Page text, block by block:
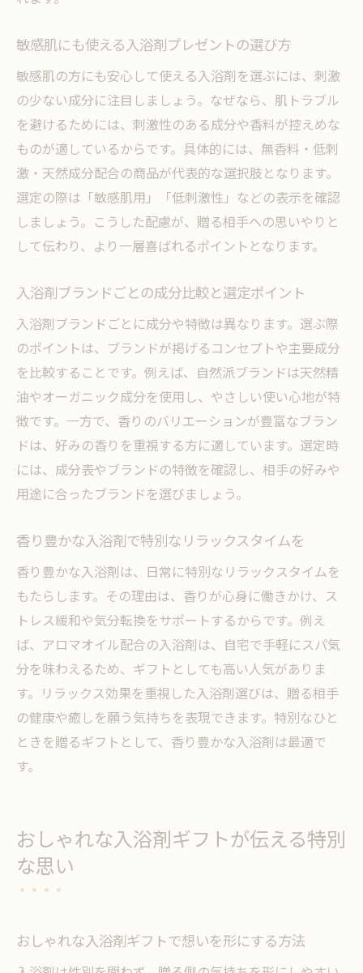
敏感肌にも使える入浴剤プレゼントの選び方
敏感肌の方にも安心して使える入浴剤を選ぶには、刺激
の少ない成分に注目しましょう。なぜなら、肌トラブル
を避けるためには、刺激性のある成分や香料が控えめな
ものが適しているからです。具体的には、無香料・低刺
激・天然成分配合の商品が代表的な選択肢となります。
選定の際は「敏感肌用」「低刺激性」などの表示を確認
しましょう。こうした配慮が、贈る相手への思いやりと
して伝わり、より一層喜ばれるポイントとなります。
入浴剤ブランドごとの成分比較と選定ポイント
入浴剤ブランドごとに成分や特徴は異なります。選ぶ際
のポイントは、ブランドが掲げるコンセプトや主要成分
を比較することです。例えば、自然派ブランドは天然精
油やオーガニック成分を使用し、やさしい使い心地が特
徴です。一方で、香りのバリエーションが豊富なブラン
ドは、好みの香りを重視する方に適しています。選定時
には、成分表やブランドの特徴を確認し、相手の好みや
用途に合ったブランドを選びましょう。
香り豊かな入浴剤で特別なリラックスタイムを
香り豊かな入浴剤は、日常に特別なリラックスタイムを
もたらします。その理由は、香りが心身に働きかけ、ス
トレス緩和や気分転換をサポートするからです。例え
ば、アロマオイル配合の入浴剤は、自宅で手軽にスパ気
分を味わえるため、ギフトとしても高い人気がありま
す。リラックス効果を重視した入浴剤選びは、贈る相手
の健康や癒しを願う気持ちを表現できます。特別なひと
ときを贈るギフトとして、香り豊かな入浴剤は最適で
す。
おしゃれな入浴剤ギフトが伝える特別
な思い
おしゃれな入浴剤ギフトで想いを形にする方法